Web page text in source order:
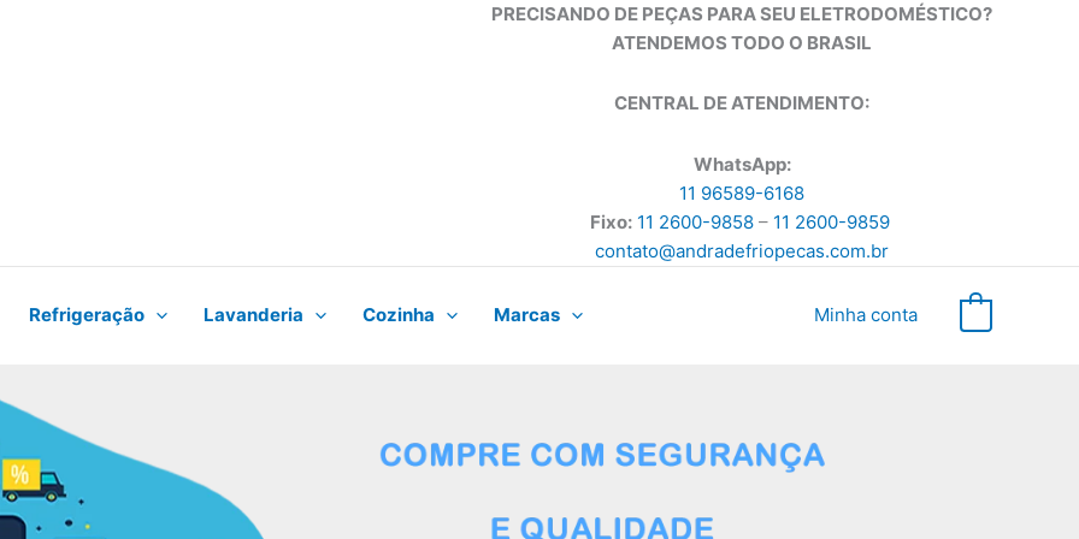
PRECISANDO DE PEÇAS PARA SEU ELETRODOMÉSTICO?
ATENDEMOS TODO O BRASIL
CENTRAL DE ATENDIMENTO:
WhatsApp:
11 96589-6168
Fixo: 11 2600-9858– 11 2600-9859
contato@andradefriopecas.com.br
Refrigeração Lavanderia Cozinha Marcas Minha conta